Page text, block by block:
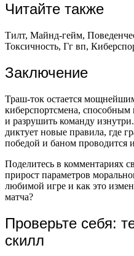
Читайте также
Тилт, Майнд-гейм,
Токсичность, Гг вп,
Заключение
Траш-ток остается
киберспортсмена, способным
и разрушить команду
диктует новые правила, где
победой и баном проводится
Поделитесь в комментариях
прирост параметров
любимой игре и как это
матча?
Проверьте себя:
скилл